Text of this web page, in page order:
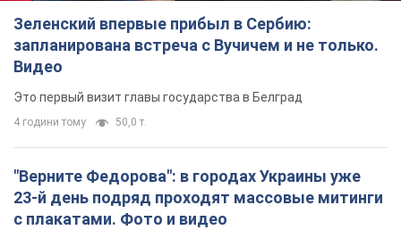
Зеленский впервые прибыл в Сербию:
запланирована встреча с Вучичем и не только.
Видео
Это первый визит главы государства в Белград
4 години тому 50,0 т.
"Верните Федорова": в городах Украины уже
23-й день подряд проходят массовые митинги
с плакатами. Фото и видео